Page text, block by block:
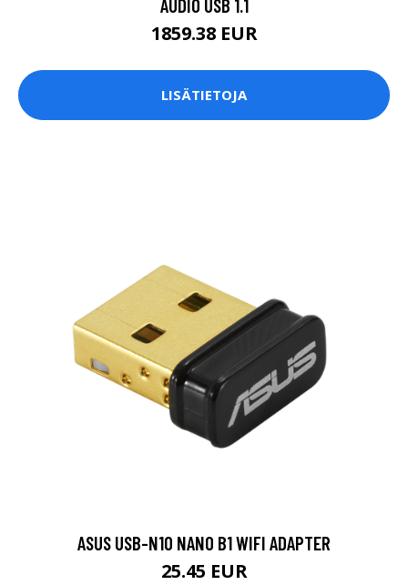
AUDIO USB 1.1
1859.38 EUR
LISÄTIETOJA
ASUS USB-N10 NANO B1 WIFI ADAPTER
25.45 EUR